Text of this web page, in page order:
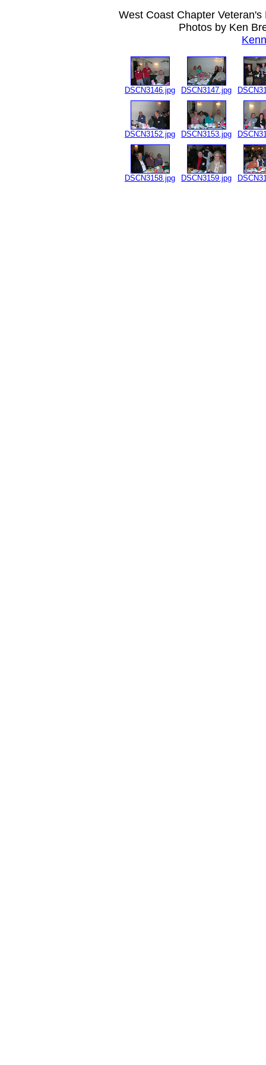
West Coast Chapter
Photos by Ken
DSCN3146.jpg DSCN3147.jpg
DSCN3152.jpg DSCN3153.jpg
DSCN3158.jpg DSCN3159.jpg